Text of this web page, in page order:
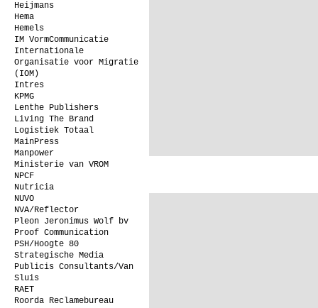
Heijmans
Hema
Hemels
IM VormCommunicatie
Internationale
Organisatie voor Migratie
(IOM)
Intres
KPMG
Lenthe Publishers
Living The Brand
Logistiek Totaal
MainPress
Manpower
Ministerie van VROM
NPCF
Nutricia
NUVO
NVA/Reflector
Pleon Jeronimus Wolf bv
Proof Communication
PSH/Hoogte 80
Strategische Media
Publicis Consultants/Van
Sluis
RAET
Roorda Reclamebureau